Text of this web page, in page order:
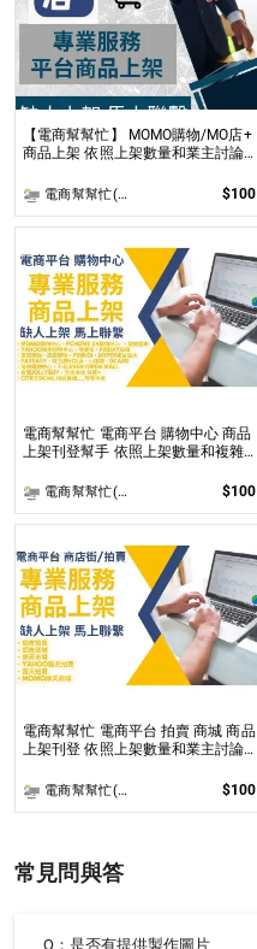
【電商幫幫忙】 MOMO購物/MO店+
商品上架 依照上架數量和業主討論
電商幫幫忙(電商平台代營運/電商上架/運營策略/網路行銷) $100
電商幫幫忙 電商平台 購物中心 商品
上架刊登幫手 依照上架數量和複雜
電商幫幫忙(電商平台代營運/電商上架/運營策略/網路行銷) $100
電商幫幫忙 電商平台 拍賣 商城 商品
上架刊登 依照上架數量和業主討論
電商幫幫忙(電商平台代營運/電商上架/運營策略/網路行銷) $100
常見問與答
Q：是否有提供製作圖片